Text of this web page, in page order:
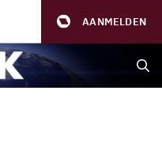
AANMELDEN